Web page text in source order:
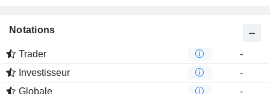
Entreprises et autres fabrique et vend principalement
Notations
Trader
-
Investisseur
-
Globale
-